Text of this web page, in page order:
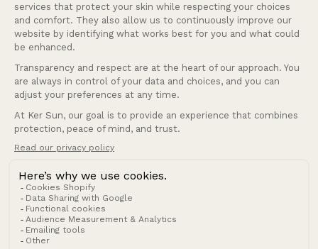
© 2026 Ker Sun.
WiderrufsrechtDatenschutzerklärung AGBVersand
Land/Region
Schweiz (CHF CHF)